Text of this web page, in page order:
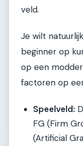
veld.
Je wilt
beginner op
op een
factoren op
Speelveld:
FG (Firm
(Artificial